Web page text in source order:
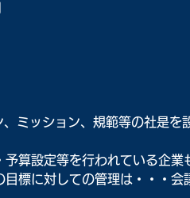
ミッション、規範等の社是を
算設定等を行われている企業
標に対しての管理は・・・